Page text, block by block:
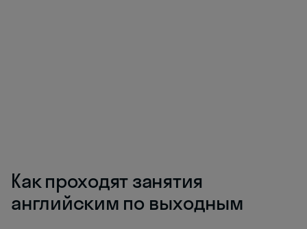
Как проходят занятия
английским по выходным